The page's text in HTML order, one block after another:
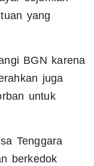
yang
BGN karena
juga
untuk
Tenggara
berkedok